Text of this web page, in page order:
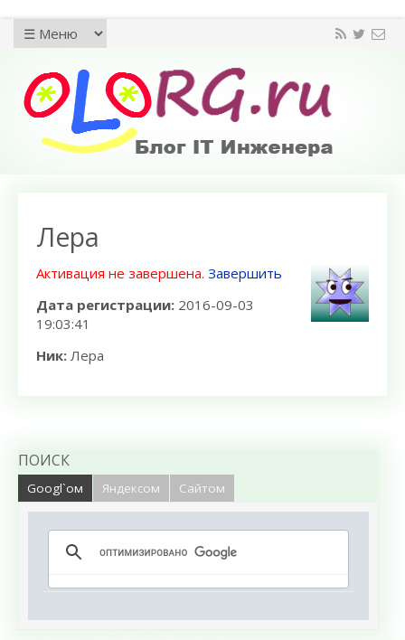
Лера
Активация не завершена. Завершить
Дата регистрации: 2016-09-03
19:03:41
Ник: Лера
ПОИСК
Googl`ом Яндексом Сайтом